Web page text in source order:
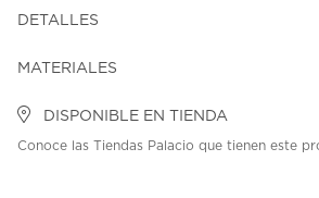
DETALLES
MATERIALES
DISPONIBLE EN TIENDA
Conoce las Tiendas Palacio que tienen este